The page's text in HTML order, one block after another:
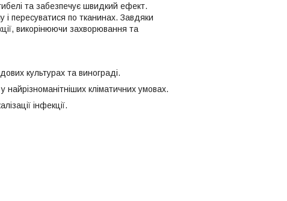
та забезпечує швидкий ефект.
пересуватися по тканинах. Завдяки
викорінюючи захворювання та
культурах та винограді.
кліматичних умовах.
інфекції.